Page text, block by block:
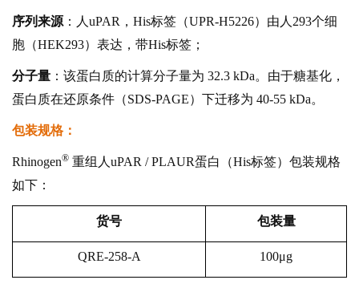
序列来源 ：人uPAR，His标签（UPR-H5226）由人293个细
胞（HEK293）表达，带His标签；
分子量 ：该蛋白质的计算分子量为 32.3 kDa。由于糖基化，
蛋白质在还原条件（SDS-PAGE）下迁移为 40-55 kDa。
包装规格：
Rhinogen® 重组人uPAR / PLAUR蛋白（His标签）包装规格
如下：
货号 包装量
QRE-258-A 100μg